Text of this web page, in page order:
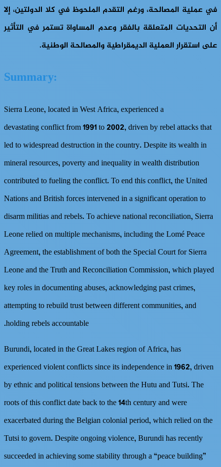
في عملية المصالحة، ورغم التقدم الملحوظ في كلا الدولتين، إلا
أن التحديات المتعلقة بالفقر وعدم المساواة تستمر في التأثير
على استقرار العملية الديمقراطية والمصالحة الوطنية.
:Summary
Sierra Leone, located in West Africa, experienced a
devastating conflict from 1991 to 2002, driven by rebel attacks that
led to widespread destruction in the country. Despite its wealth in
mineral resources, poverty and inequality in wealth distribution
contributed to fueling the conflict. To end this conflict, the United
Nations and British forces intervened in a significant operation to
disarm militias and rebels. To achieve national reconciliation, Sierra
Leone relied on multiple mechanisms, including the Lomé Peace
Agreement, the establishment of both the Special Court for Sierra
Leone and the Truth and Reconciliation Commission, which played
key roles in documenting abuses, acknowledging past crimes,
attempting to rebuild trust between different communities, and
holding rebels accountable.
Burundi, located in the Great Lakes region of Africa, has
experienced violent conflicts since its independence in 1962, driven
by ethnic and political tensions between the Hutu and Tutsi. The
roots of this conflict date back to the 14th century and were
exacerbated during the Belgian colonial period, which relied on the
Tutsi to govern. Despite ongoing violence, Burundi has recently
succeeded in achieving some stability through a “peace building”